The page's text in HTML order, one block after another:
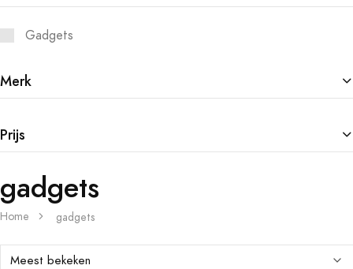
Gadgets
Merk
Prijs
gadgets
Home gadgets